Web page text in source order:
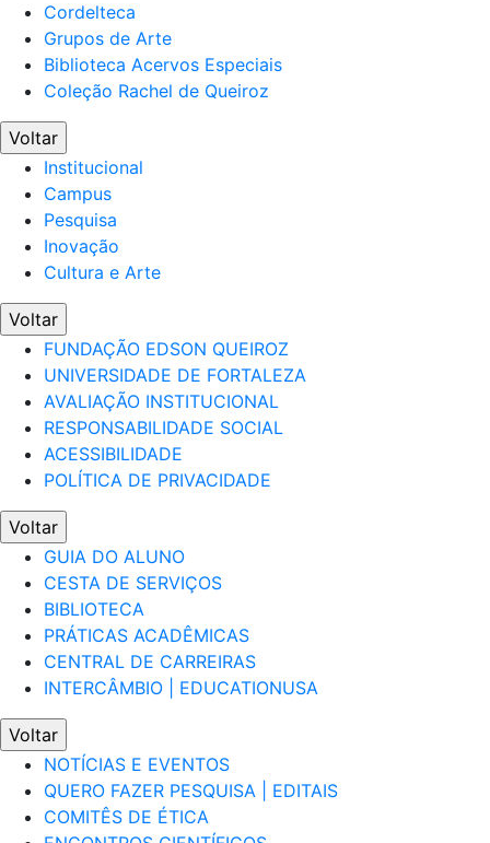
Cordelteca
Grupos de Arte
Biblioteca Acervos Especiais
Coleção Rachel de Queiroz
Voltar
Institucional
Campus
Pesquisa
Inovação
Cultura e Arte
Voltar
FUNDAÇÃO EDSON QUEIROZ
UNIVERSIDADE DE FORTALEZA
AVALIAÇÃO INSTITUCIONAL
RESPONSABILIDADE SOCIAL
ACESSIBILIDADE
POLÍTICA DE PRIVACIDADE
Voltar
GUIA DO ALUNO
CESTA DE SERVIÇOS
BIBLIOTECA
PRÁTICAS ACADÊMICAS
CENTRAL DE CARREIRAS
INTERCÂMBIO | EDUCATIONUSA
Voltar
NOTÍCIAS E EVENTOS
QUERO FAZER PESQUISA | EDITAIS
COMITÊS DE ÉTICA